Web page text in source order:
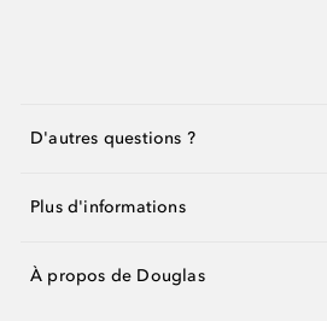
D'autres questions ?
Plus d'informations
À propos de Douglas